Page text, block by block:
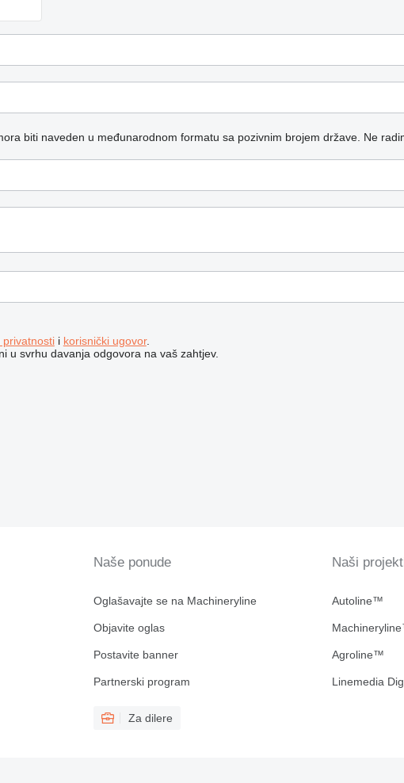
biti naveden u međunarodnom formatu sa pozivnim brojem države. Ne
privatnostii korisnički ugovor.
u svrhu davanja odgovora na vaš zahtjev.
Naše ponude
Oglašavajte se na Machineryline
Objavite oglas
Postavite banner
Partnerski program
Za dilere
Naši
Autoline™
Agroline™
Linemedia